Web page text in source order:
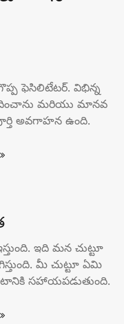
గొప్ప ఫెసిలిటేటర్. విభిన్న
మరియు మానవ
అవగాహన ఉంది.
ఇది మన చుట్టూ
మీ చుట్టూ ఏమి
సహాయపడుతుంది.